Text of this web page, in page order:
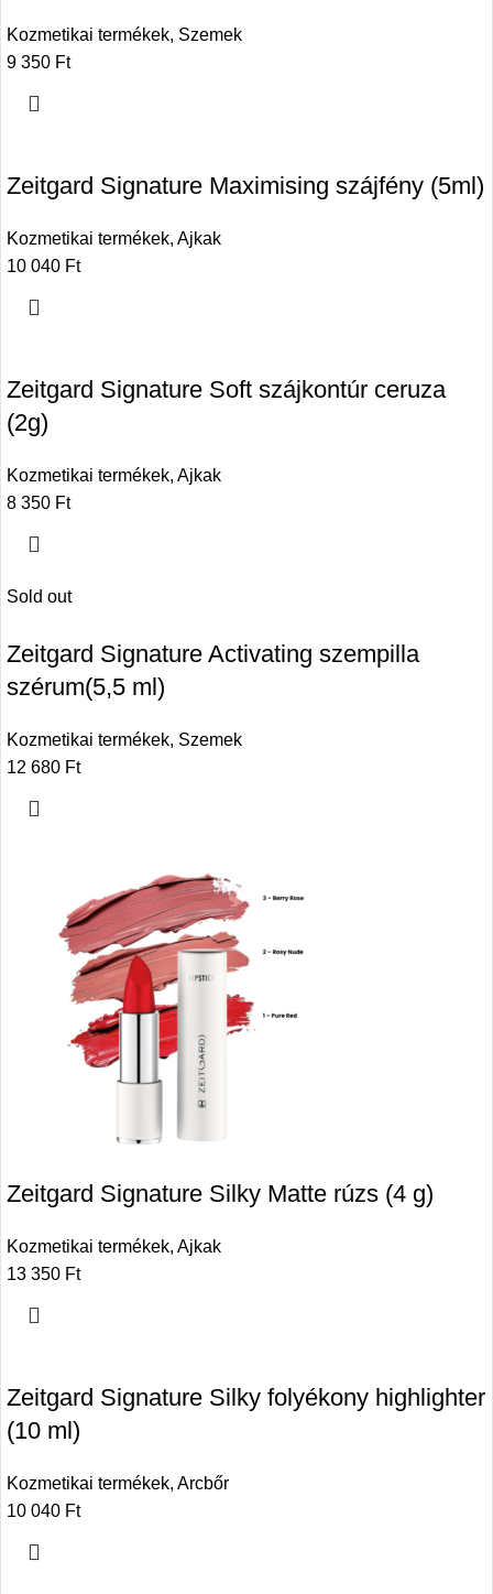
Kozmetikai termékek, Szemek
9 350 Ft
Zeitgard Signature Maximising szájfény (5ml)
Kozmetikai termékek, Ajkak
10 040 Ft
Zeitgard Signature Soft szájkontúr ceruza
(2g)
Kozmetikai termékek, Ajkak
8 350 Ft
Sold out
Zeitgard Signature Activating szempilla
szérum(5,5 ml)
Kozmetikai termékek, Szemek
12 680 Ft
Zeitgard Signature Silky Matte rúzs (4 g)
Kozmetikai termékek, Ajkak
13 350 Ft
Zeitgard Signature Silky folyékony highlighter
(10 ml)
Kozmetikai termékek, Arcbőr
10 040 Ft